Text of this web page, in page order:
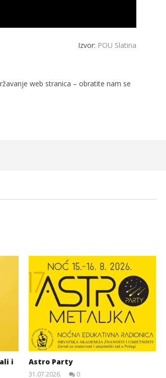
Izvor: POU Slatina
web stranica – obratite nam se
i
Astro Party
31.07.2026.
0